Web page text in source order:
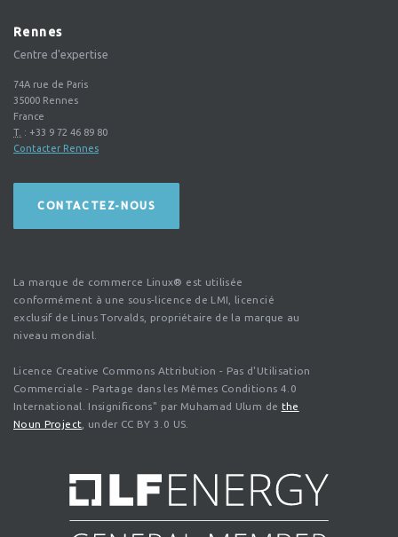
Rennes
Centre d'expertise
74A rue de Paris
35000 Rennes
France
T. : +33 9 72 46 89 80
Contacter Rennes
CONTACTEZ-NOUS
La marque de commerce Linux® est utilisée
conformément à une sous-licence de LMI, licencié
exclusif de Linus Torvalds, propriétaire de la marque au
niveau mondial.
Licence Creative Commons Attribution - Pas d'Utilisation
Commerciale - Partage dans les Mêmes Conditions 4.0
International. Insignificons" par Muhamad Ulum de the
Noun Project , under CC BY 3.0 US.